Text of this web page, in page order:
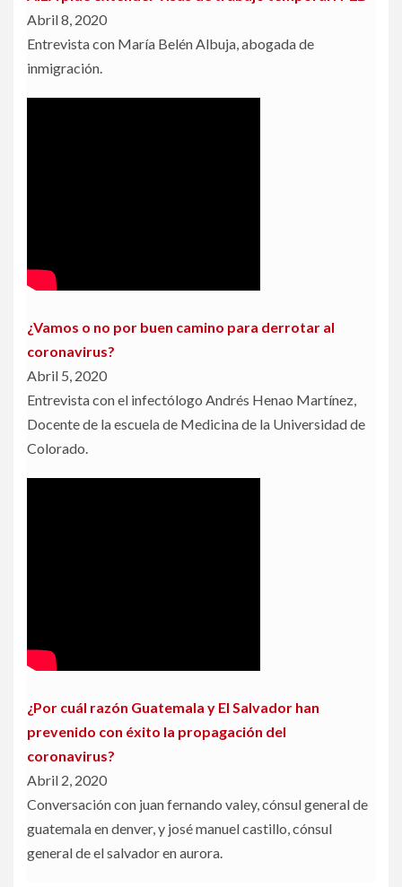
Abril 8, 2020
Entrevista con María Belén Albuja, abogada de
inmigración.
¿Vamos o no por buen camino para derrotar al
coronavirus?
Abril 5, 2020
Entrevista con el infectólogo Andrés Henao Martínez,
Docente de la escuela de Medicina de la Universidad de
Colorado.
¿Por cuál razón Guatemala y El Salvador han
prevenido con éxito la propagación del
coronavirus?
Abril 2, 2020
Conversación con juan fernando valey, cónsul general de
guatemala en denver, y josé manuel castillo, cónsul
general de el salvador en aurora.